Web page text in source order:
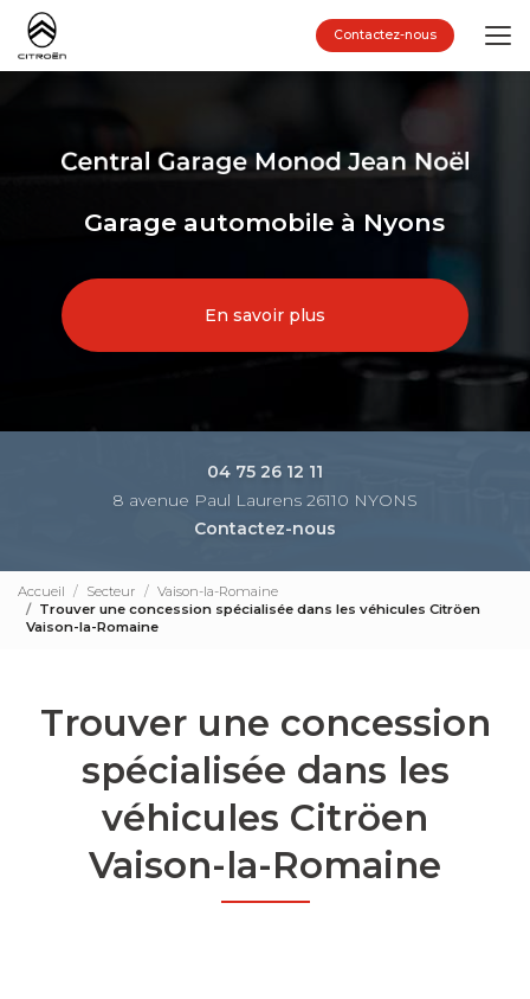
Aller
contenu
principal
Contactez-nous
Garage automobile à Nyons
En savoir plus
04 75 26 12 11
8 avenue Paul Laurens 26110 NYONS
Contactez-nous
Accueil Secteur
Vaison-la-Romaine
Trouver une concession spécialisée dans les véhicules Citröen
Vaison-la-Romaine
Trouver une concession
spécialisée dans les
véhicules Citröen
Vaison-la-Romaine